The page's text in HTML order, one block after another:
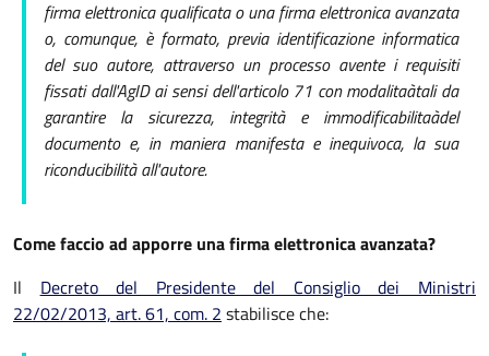
firma elettronica qualificata o una firma elettronica avanzata
o, comunque, è formato, previa identificazione informatica
del suo autore, attraverso un processo avente i requisiti
fissati dall'AgID ai sensi dell'articolo 71 con modalitaàtali da
garantire la sicurezza, integrità e immodificabilitaàdel
documento e, in maniera manifesta e inequivoca, la sua
riconducibilità all'autore.
Come faccio ad apporre una firma elettronica avanzata?
Il Decreto del Presidente del Consiglio dei Ministri
22/02/2013, art. 61, com. 2 stabilisce che: